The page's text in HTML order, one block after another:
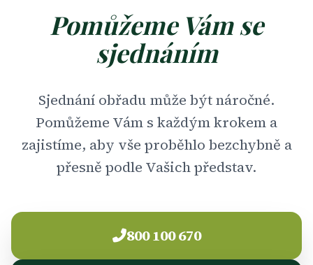
Pomůžeme Vám se
sjednáním
Sjednání obřadu může být náročné.
Pomůžeme Vám s každým krokem a
zajistíme, aby vše proběhlo bezchybně a
přesně podle Vašich představ.
800 100 670